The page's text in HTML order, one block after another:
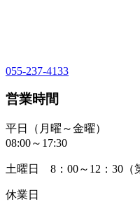
055-237-4133
営業時間
平日（月曜～金曜）
08:00～17:30
土曜日 8：00～12：30（
休業日